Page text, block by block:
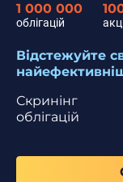
1 000 000
облігацій
Відстежуйте
Скринінг
облігацій